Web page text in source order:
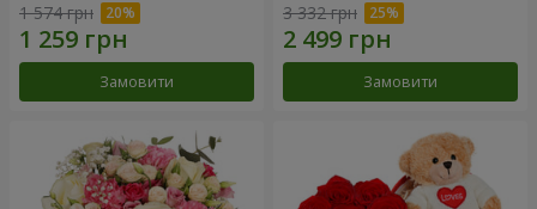
1 574 грн
Замовити
3 332 грн
Замовити